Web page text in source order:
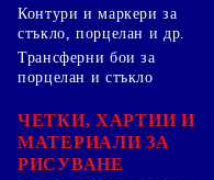
Контури и маркери за
стъкло, порцелан и др.
Трансферни бои за
порцелан и стъкло
ЧЕТКИ, ХАРТИИ И
МАТЕРИАЛИ ЗА
РИСУВАНЕ